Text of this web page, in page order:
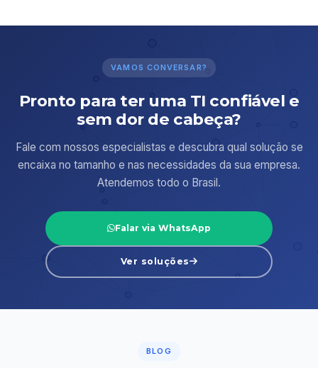
VAMOS CONVERSAR?
Pronto para ter uma TI confiável e
sem dor de cabeça?
Fale com nossos especialistas e descubra qual solução se
encaixa no tamanho e nas necessidades da sua empresa.
Atendemos todo o Brasil.
Falar via WhatsApp
Ver soluções
BLOG